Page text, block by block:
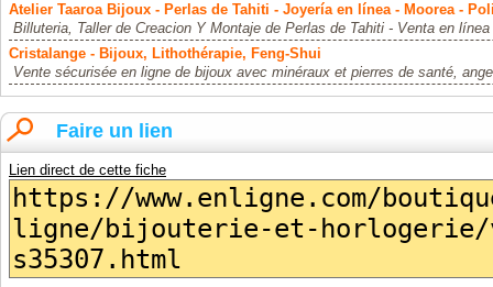
Atelier Taaroa Bijoux - Perlas de Tahiti - Joyería en línea - Moorea -
Billuteria, Taller de Creacion Y Montaje de Perlas de Tahiti - Venta en
Cristalange - Bijoux, Lithothérapie, Feng-Shui
Vente sécurisée en ligne de bijoux avec minéraux et pierres de santé,
Faire un lien
Lien direct de cette fiche